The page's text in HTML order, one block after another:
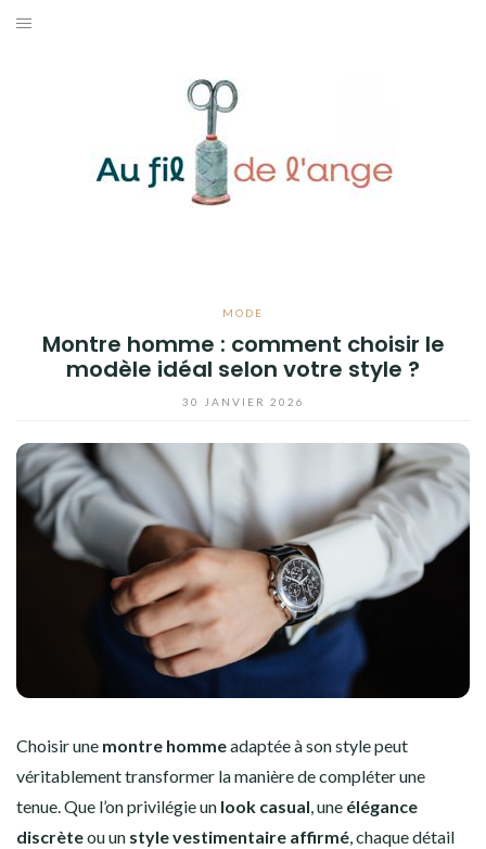
Aller
MODE
Montre homme : comment choisir le
modèle idéal selon votre style ?
30 JANVIER 2026
Choisir une montre hommeadaptée à son style peut
véritablement transformer la manière de compléter une
tenue. Que l’on privilégie un look casual, une élégance
discrèteou un style vestimentaire affirmé, chaque détail